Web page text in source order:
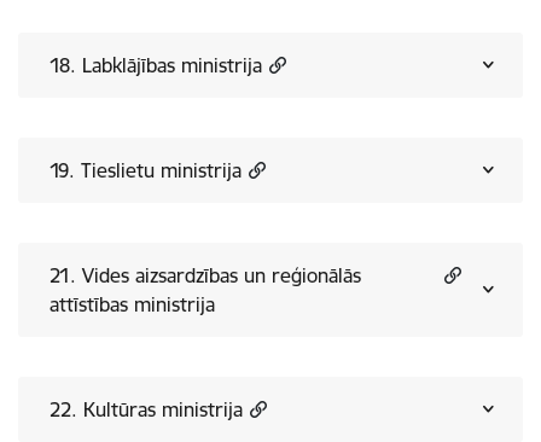
18. Labklājības ministrija
19. Tieslietu ministrija
21. Vides aizsardzības un reģionālās
attīstības ministrija
22. Kultūras ministrija